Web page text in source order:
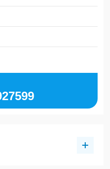
小巧精致、一体合成、出线
点，采用高性能铂电阻作为